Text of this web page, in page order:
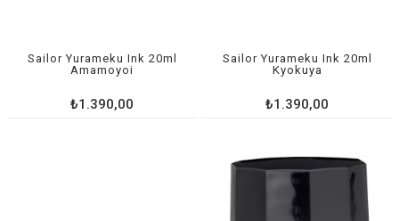
Sailor Yurameku Ink 20ml
Amamoyoi
₺1.390,00
Sailor Yurameku Ink 20ml
Kyokuya
₺1.390,00